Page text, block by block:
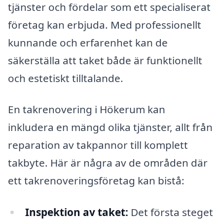
tjänster och fördelar som ett specialiserat
företag kan erbjuda. Med professionellt
kunnande och erfarenhet kan de
säkerställa att taket både är funktionellt
och estetiskt tilltalande.
En takrenovering i Hökerum kan
inkludera en mängd olika tjänster, allt från
reparation av takpannor till komplett
takbyte. Här är några av de områden där
ett takrenoveringsföretag kan bistå:
Inspektion av taket: Det första steget